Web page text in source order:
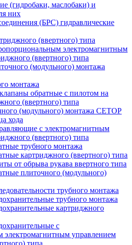
(гидробаки, маслобаки) и
них
(БРС) гидравлические
(ввертного) типа
электромагнитным
(ввертного) типа
(модульного) монтажа
монтажа
обратные с пилотом на
(ввертного) типа
(модульного) монтажа CETOP
хода
с электромагнитным
(ввертного) типа
трубного монтажа
картриджного (ввертного) типа
от обрыва рукава ввертного типа
плиточного (модульного)
трубного монтажа
трубного монтажа
картриджного
с
электромагнитным управлением
типа